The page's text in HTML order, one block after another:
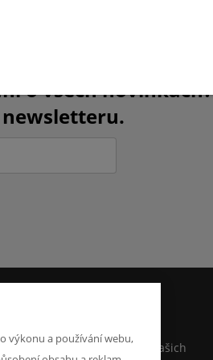
o všech novinkách?
Chcete nám něco sdělit o našich
výkonu a používání webu,